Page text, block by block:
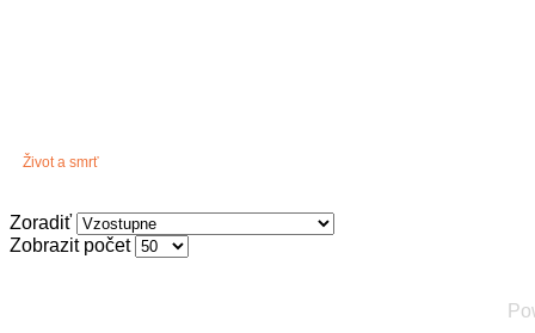
Život a smrť
Zoradiť
Zobrazit počet